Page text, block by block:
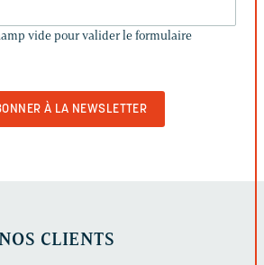
CHAMP
vide pour valider le formulaire
CLIENTS